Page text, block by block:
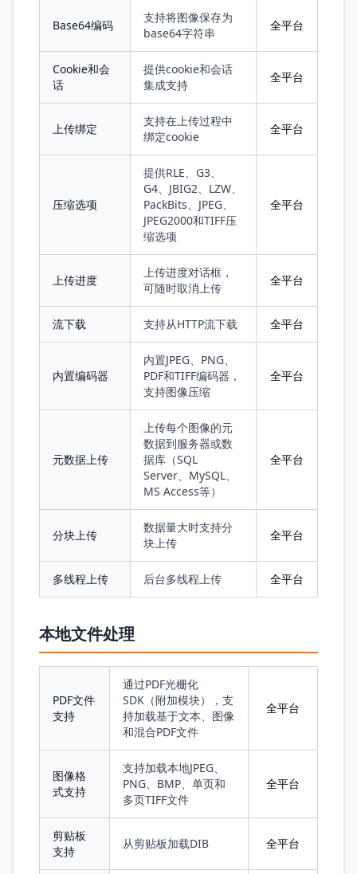
Base64编码
支持将图像保存为
base64字符串
全平台
Cookie和会
话
提供cookie和会话
集成支持
全平台
上传绑定
支持在上传过程中
绑定cookie
全平台
压缩选项
提供RLE、G3、
G4、JBIG2、LZW、
PackBits、JPEG、
JPEG2000和TIFF压
缩选项
全平台
上传进度
上传进度对话框，
可随时取消上传
全平台
流下载 支持从HTTP流下载 全平台
内置编码器
内置JPEG、PNG、
PDF和TIFF编码器，
支持图像压缩
全平台
元数据上传
上传每个图像的元
数据到服务器或数
据库（SQL
Server、MySQL、
MS Access等）
全平台
分块上传
数据量大时支持分
块上传
全平台
多线程上传 后台多线程上传 全平台
本地文件处理
PDF文件
支持
通过PDF光栅化
SDK（附加模块），支
持加载基于文本、图像
和混合PDF文件
全平台
图像格
式支持
支持加载本地JPEG、
PNG、BMP、单页和
多页TIFF文件
全平台
剪贴板
支持
从剪贴板加载DIB 全平台